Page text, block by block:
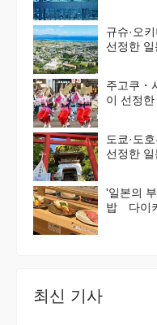
규슈·오
선정한
주고쿠・
이 선정
도쿄·도
선정한
'일본의
밥 다이
최신 기사